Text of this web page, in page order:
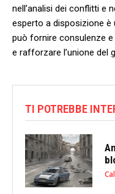
⁤nell’analisi dei conflitti e
⁤esperto a disposizione è
può fornire consulenze
⁤e rafforzare⁢ l’unione del
TI POTREBBE